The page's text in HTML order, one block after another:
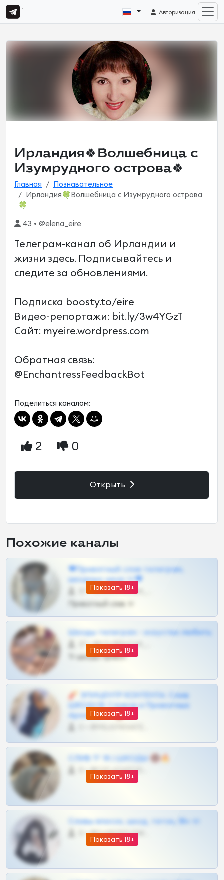
Авторизация
Ирландия🍀Волшебница с
Изумрудного острова🍀
Главная
Познавательное
Ирландия🍀Волшебница с Изумрудного острова
🍀
43 • @elena_eire
Телеграм-канал об Ирландии и
жизни здесь. Подписывайтесь и
следите за обновлениями.
Подписка boosty.to/eire
Видео-репортажи: bit.ly/3w4YGzT
Сайт: myeire.wordpress.com
Обратная связь:
@EnchantressFeedbackBot
Поделиться каналом:
2 0
Открыть
Похожие каналы
Показать 18+
❤Приватный слив телеграм,
шкодных шкур тг❤
57 •
Приватный слив тг
Показать 18+
Шкоды телеграм - искуство любить
27 •
Тг шкоды приват
Показать 18+
🧨 ЭПИЦЕНТР КОНТЕНТА: Слив
ШКОДОВ Сливов и Приватных
Архивов ТГ 🔞💎
Показать 18+
СЛИВ ТГ 18 | ШКОДЫ 🔞🔥
0 •
Показать 18+
Сливы вписок, шкод, теток, 18+ тг
0 •